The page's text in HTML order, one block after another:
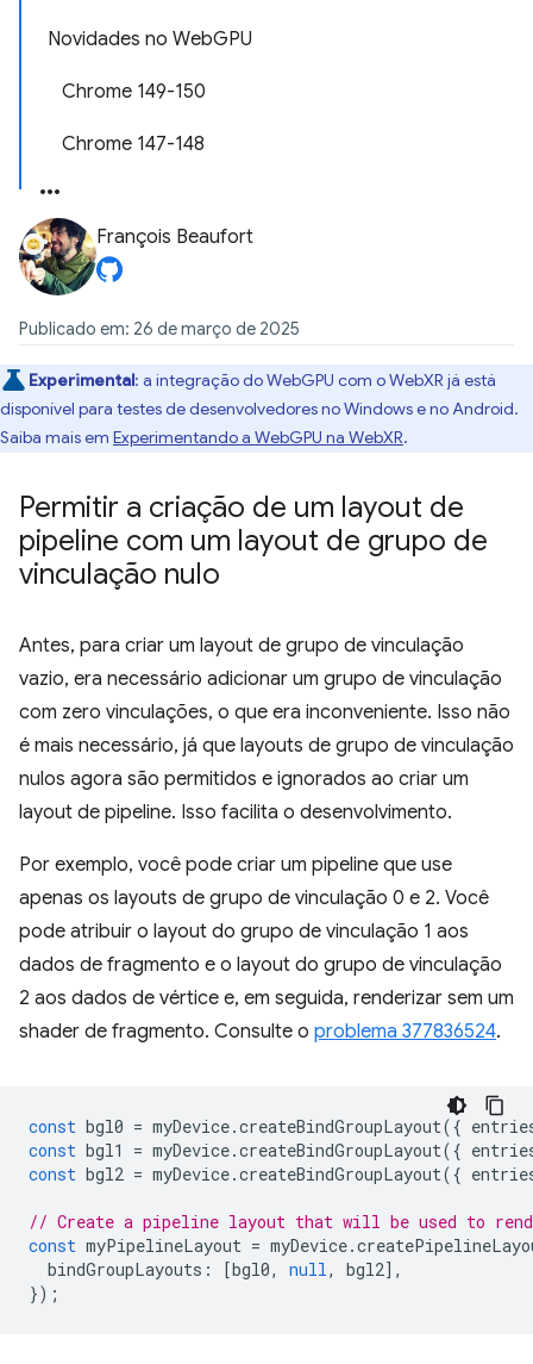
Novidades no WebGPU
Chrome 149-150
Chrome 147-148
François Beaufort
Publicado em: 26 de março de 2025
Experimental: a integração do WebGPU com o WebXR já está
disponível para testes de desenvolvedores no Windows e no Android.
Saiba mais em Experimentando a WebGPU na WebXR.
Permitir a criação de um layout de
pipeline com um layout de grupo de
vinculação nulo
Antes, para criar um layout de grupo de vinculação
vazio, era necessário adicionar um grupo de vinculação
com zero vinculações, o que era inconveniente. Isso não
é mais necessário, já que layouts de grupo de vinculação
nulos agora são permitidos e ignorados ao criar um
layout de pipeline. Isso facilita o desenvolvimento.
Por exemplo, você pode criar um pipeline que use
apenas os layouts de grupo de vinculação 0 e 2. Você
pode atribuir o layout do grupo de vinculação 1 aos
dados de fragmento e o layout do grupo de vinculação
2 aos dados de vértice e, em seguida, renderizar sem um
shader de fragmento. Consulte o problema 377836524.
const bgl0 = myDevice.createBindGroupLayout({
const bgl1 = myDevice.createBindGroupLayout({
const bgl2 = myDevice.createBindGroupLayout({
// Create a pipeline layout that will be used to
const myPipelineLayout = myDevice.
bindGroupLayouts : [bgl0, null, bgl2],
});